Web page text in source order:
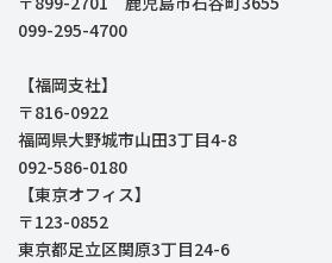
099-295-4700
【福岡支社】
〒816-0922
福岡県大野城市山田3丁目4-8
092-586-0180
【東京オフィス】
〒123-0852
東京都足立区関原3丁目24-6